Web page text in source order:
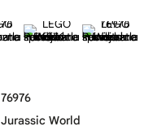
76976
Jurassic World